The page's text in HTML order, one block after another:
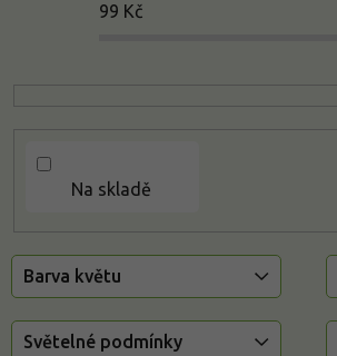
99 Kč
Na skladě
Barva květu
Světelné podmínky